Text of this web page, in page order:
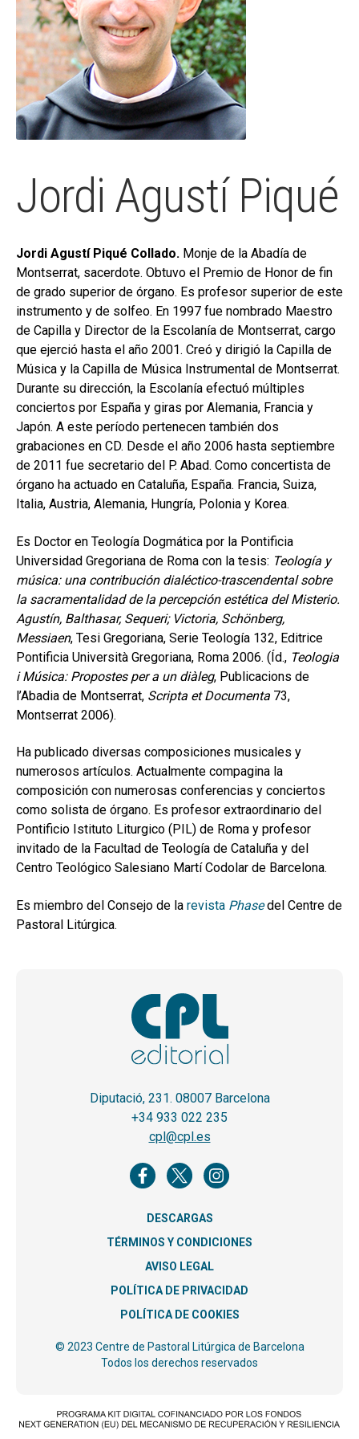
MI CUENTA
BUSCAR
CAT
ESP
Jordi Agustí Piqué
Jordi Agustí Piqué Collado. Monje de la Abadía de
Montserrat, sacerdote. Obtuvo el Premio de Honor de fin
de grado superior de órgano. Es profesor superior de este
instrumento y de solfeo. En 1997 fue nombrado Maestro
de Capilla y Director de la Escolanía de Montserrat, cargo
que ejerció hasta el año 2001. Creó y dirigió la Capilla de
Música y la Capilla de Música Instrumental de Montserrat.
Durante su dirección, la Escolanía efectuó múltiples
conciertos por España y giras por Alemania, Francia y
Japón. A este período pertenecen también dos
grabaciones en CD. Desde el año 2006 hasta septiembre
de 2011 fue secretario del P. Abad. Como concertista de
órgano ha actuado en Cataluña, España. Francia, Suiza,
Italia, Austria, Alemania, Hungría, Polonia y Korea.
Es Doctor en Teología Dogmática por la Pontificia
Universidad Gregoriana de Roma con la tesis: Teología y
música: una contribución dialéctico-trascendental sobre
la sacramentalidad de la percepción estética del Misterio.
Agustín, Balthasar, Sequeri; Victoria, Schönberg,
Messiaen, Tesi Gregoriana, Serie Teología 132, Editrice
Pontificia Università Gregoriana, Roma 2006. (Íd., Teologia
i Música: Propostes per a un diàleg, Publicacions de
l’Abadia de Montserrat, Scripta et Documenta 73,
Montserrat 2006).
Ha publicado diversas composiciones musicales y
numerosos artículos. Actualmente compagina la
composición con numerosas conferencias y conciertos
como solista de órgano. Es profesor extraordinario del
Pontificio Istituto Liturgico (PIL) de Roma y profesor
invitado de la Facultad de Teología de Cataluña y del
Centro Teológico Salesiano Martí Codolar de Barcelona.
Es miembro del Consejo de la revista Phasedel Centre de
Pastoral Litúrgica.
Diputació, 231. 08007 Barcelona
+34 933 022 235
cpl@cpl.es
DESCARGAS
TÉRMINOS Y CONDICIONES
AVISO LEGAL
POLÍTICA DE PRIVACIDAD
POLÍTICA DE COOKIES
© 2023 Centre de Pastoral Litúrgica de Barcelona
Todos los derechos reservados